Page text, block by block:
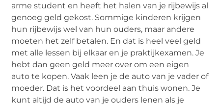
arme student en heeft het halen van je rijbewijs al
genoeg geld gekost. Sommige kinderen krijgen
hun rijbewijs wel van hun ouders, maar andere
moeten het zelf betalen. En dat is heel veel geld
met alle lessen bij elkaar en je praktijkexamen. Je
hebt dan geen geld meer over om een eigen
auto te kopen. Vaak leen je de auto van je vader of
moeder. Dat is het voordeel aan thuis wonen. Je
kunt altijd de auto van je ouders lenen als je